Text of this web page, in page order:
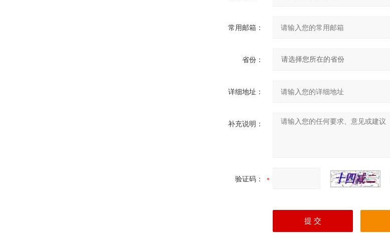
常用邮箱：
省份：
详细地址：
补充说明：
验证码：